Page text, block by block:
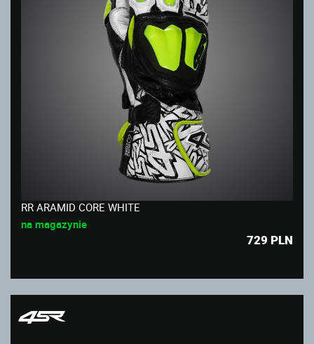
RR ARAMID CORE WHITE
na magazynie
729 PLN